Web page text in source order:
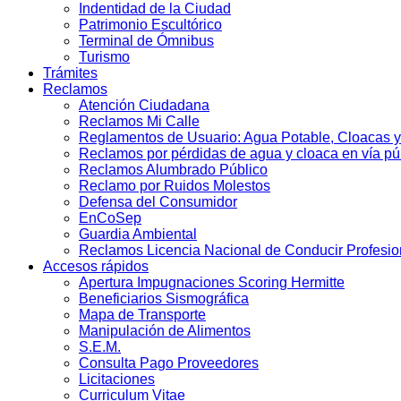
Indentidad de la Ciudad
Patrimonio Escultórico
Terminal de Ómnibus
Turismo
Trámites
Reclamos
Atención Ciudadana
Reclamos Mi Calle
Reglamentos de Usuario: Agua Potable, Cloacas
Reclamos por pérdidas de agua y cloaca en vía
Reclamos Alumbrado Público
Reclamo por Ruidos Molestos
Defensa del Consumidor
EnCoSep
Guardia Ambiental
Reclamos Licencia Nacional de Conducir
Accesos rápidos
Apertura Impugnaciones Scoring Hermitte
Beneficiarios Sismográfica
Mapa de Transporte
Manipulación de Alimentos
S.E.M.
Consulta Pago Proveedores
Licitaciones
Curriculum Vitae